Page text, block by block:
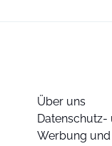
Über uns
Datenschutz-
Werbung